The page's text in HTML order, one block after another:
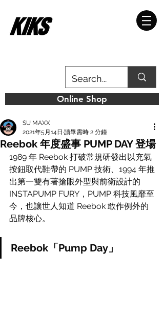
Online Shop
Reebok 年度盛事 PUMP DAY 登場
SU MAXX
2021年5月14日 讀畢需時 2 分鐘
1989 年 Reebok 打破常規研發出以充氣
按鈕取代鞋帶的 PUMP 技術、1994 年推
出第一雙有著搶眼外型與前衛設計的
INSTAPUMP FURY，PUMP 科技風靡至
今，也讓世人知道 Reebok 敢作例外的
品牌核心。
Reebok「Pump Day」